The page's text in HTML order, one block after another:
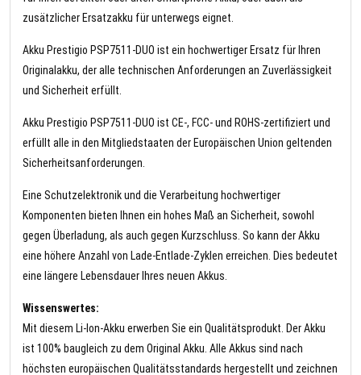
zusätzlicher Ersatzakku für unterwegs eignet.
Akku Prestigio PSP7511-DUO ist ein hochwertiger Ersatz für Ihren
Originalakku, der alle technischen Anforderungen an Zuverlässigkeit
und Sicherheit erfüllt.
Akku Prestigio PSP7511-DUO ist CE-, FCC- und ROHS-zertifiziert und
erfüllt alle in den Mitgliedstaaten der Europäischen Union geltenden
Sicherheitsanforderungen.
Eine Schutzelektronik und die Verarbeitung hochwertiger
Komponenten bieten Ihnen ein hohes Maß an Sicherheit, sowohl
gegen Überladung, als auch gegen Kurzschluss. So kann der Akku
eine höhere Anzahl von Lade-Entlade-Zyklen erreichen. Dies bedeutet
eine längere Lebensdauer Ihres neuen Akkus.
Wissenswertes:
Mit diesem Li-Ion-Akku erwerben Sie ein Qualitätsprodukt. Der Akku
ist 100% baugleich zu dem Original Akku. Alle Akkus sind nach
höchsten europäischen Qualitätsstandards hergestellt und zeichnen